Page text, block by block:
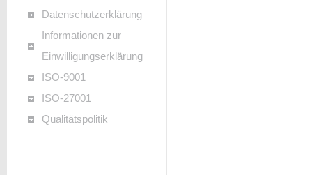
Datenschutzerklärung
Informationen zur
Einwilligungserklärung
ISO-9001
ISO-27001
Qualitätspolitik